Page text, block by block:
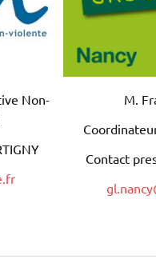
Non-
M.
Contact